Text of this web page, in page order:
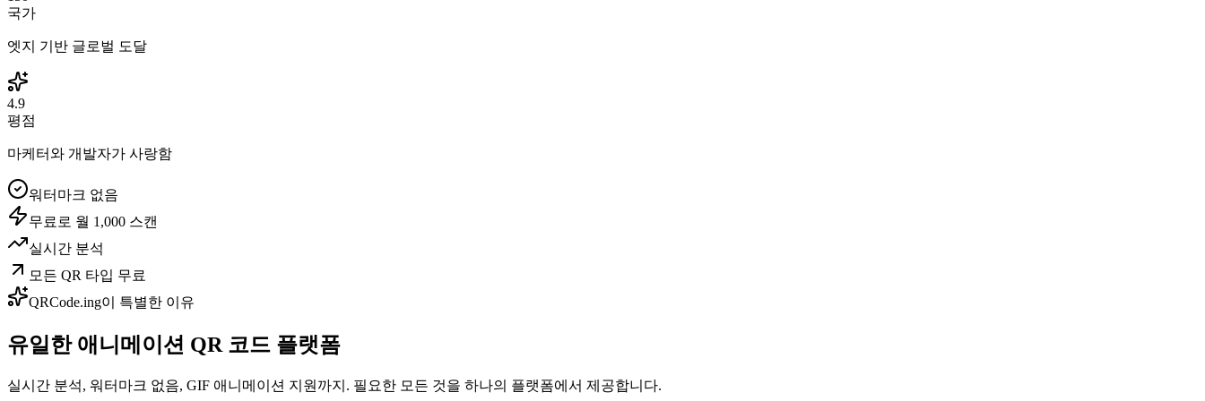
국가
엣지 기반 글로벌 도달
4.9
평점
마케터와 개발자가 사랑함
워터마크 없음
무료로 월 1,000 스캔
실시간 분석
모든 QR 타입 무료
QRCode.ing이 특별한 이유
유일한 애니메이션 QR 코드 플랫폼
실시간 분석, 워터마크 없음, GIF 애니메이션 지원까지. 필요한 모든 것을 하나의 플랫폼에서 제공합니다.